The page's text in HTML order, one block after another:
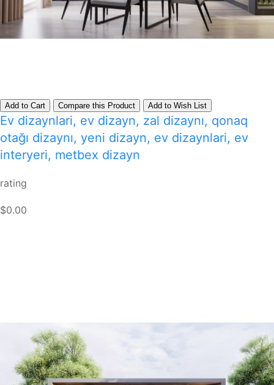
Add to Cart Compare this Product Add to Wish List
Ev dizaynlari, ev dizayn, zal dizaynı, qonaq
otağı dizaynı, yeni dizayn, ev dizaynlari, ev
interyeri, metbex dizayn
rating
$0.00